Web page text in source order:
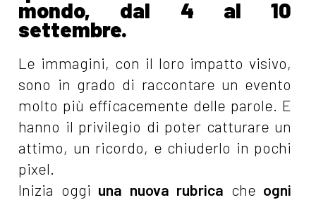
mondo, dal 4 al 10
settembre.
Le immagini, con il loro impatto visivo,
sono in grado di raccontare un evento
molto più efficacemente delle parole. E
hanno il privilegio di poter catturare un
attimo, un ricordo, e chiuderlo in pochi
pixel.
Inizia oggi una nuova rubrica che ogni